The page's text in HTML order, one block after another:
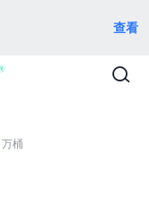
查看
万桶